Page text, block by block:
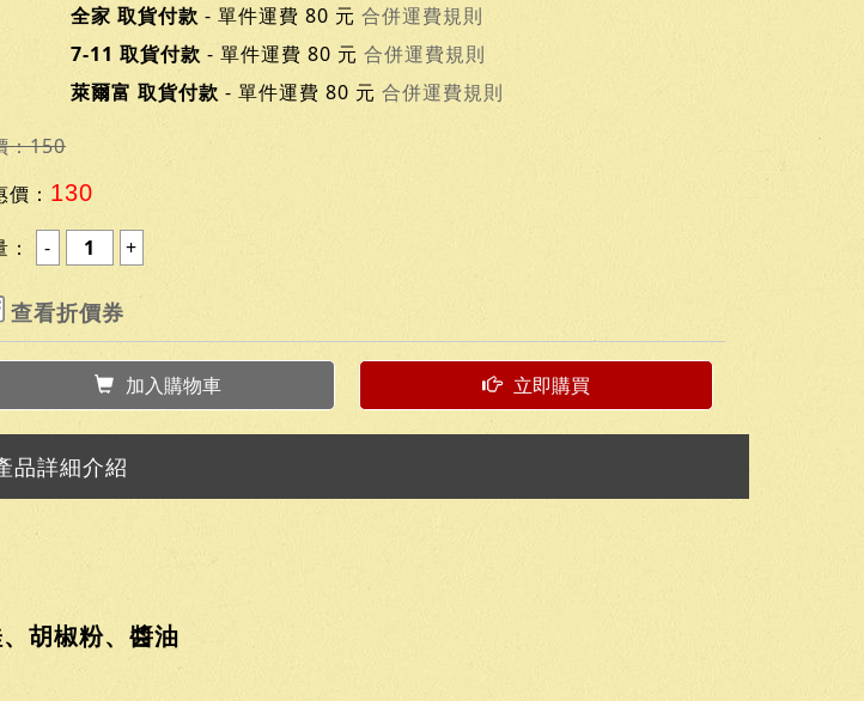
全家 取貨付款 - 單件運費 80 元 合併運費規則
7-11 取貨付款 - 單件運費 80 元 合併運費規則
萊爾富 取貨付款 - 單件運費 80 元 合併運費規則
：150
： 130
：
查看折價券
加入購物車 立即購買
品詳細介紹
胡椒粉、醬油